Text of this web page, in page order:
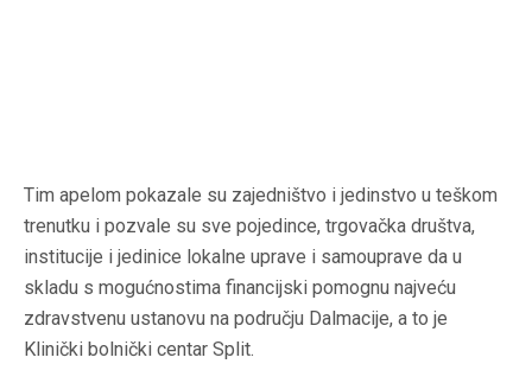
Tim apelom pokazale su zajedništvo i jedinstvo u teškom
trenutku i pozvale su sve pojedince, trgovačka društva,
institucije i jedinice lokalne uprave i samouprave da u
skladu s mogućnostima financijski pomognu najveću
zdravstvenu ustanovu na području Dalmacije, a to je
Klinički bolnički centar Split.